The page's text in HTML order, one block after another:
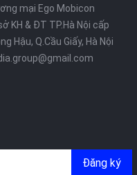
mại Ego Mobicon
KH & ĐT TP.Hà Nội cấp
Hậu, Q.Cầu Giấy, Hà Nội
Đăng ký